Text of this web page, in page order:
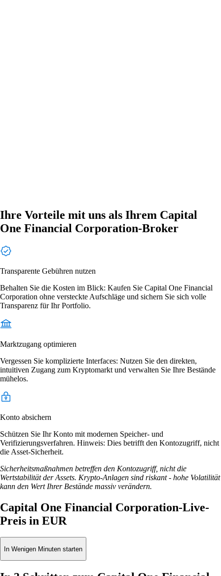
Ihre Vorteile mit uns als Ihrem Capital
One Financial Corporation-Broker
Transparente Gebühren nutzen
Behalten Sie die Kosten im Blick: Kaufen Sie Capital One Financial
Corporation ohne versteckte Aufschläge und sichern Sie sich volle
Transparenz für Ihr Portfolio.
Marktzugang optimieren
Vergessen Sie komplizierte Interfaces: Nutzen Sie den direkten,
intuitiven Zugang zum Kryptomarkt und verwalten Sie Ihre Bestände
mühelos.
Konto absichern
Schützen Sie Ihr Konto mit modernen Speicher- und
Verifizierungsverfahren. Hinweis: Dies betrifft den Kontozugriff, nicht
die Asset-Sicherheit.
Sicherheitsmaßnahmen betreffen den Kontozugriff, nicht die
Wertstabilität der Assets. Krypto-Anlagen sind riskant - hohe Volatilität
kann den Wert Ihrer Bestände massiv verändern.
Capital One Financial Corporation-Live-
Preis in EUR
In Wenigen Minuten starten